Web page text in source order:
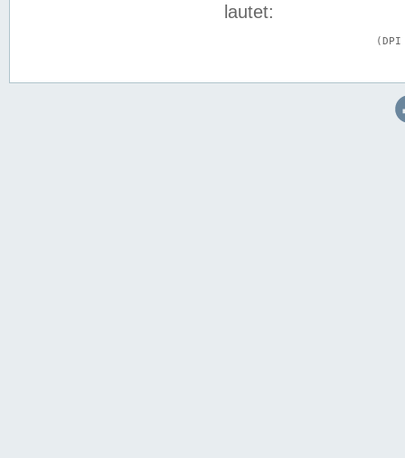
lautet: